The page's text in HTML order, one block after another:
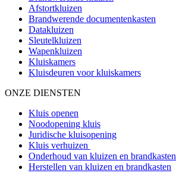
Afstortkluizen
Brandwerende documentenkasten
Datakluizen
Sleutelkluizen
Wapenkluizen
Kluiskamers
Kluisdeuren voor kluiskamers
ONZE DIENSTEN
Kluis openen
Noodopening kluis
Juridische kluisopening
Kluis verhuizen
Onderhoud van kluizen en brandkasten
Herstellen van kluizen en brandkasten